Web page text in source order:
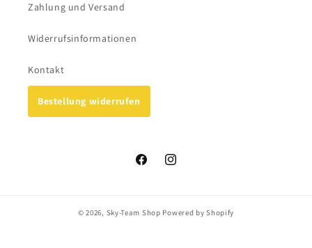
Zahlung und Versand
Widerrufsinformationen
Kontakt
Bestellung widerrufen
FacebookInstagram
© 2026, Sky-Team Shop Powered by Shopify